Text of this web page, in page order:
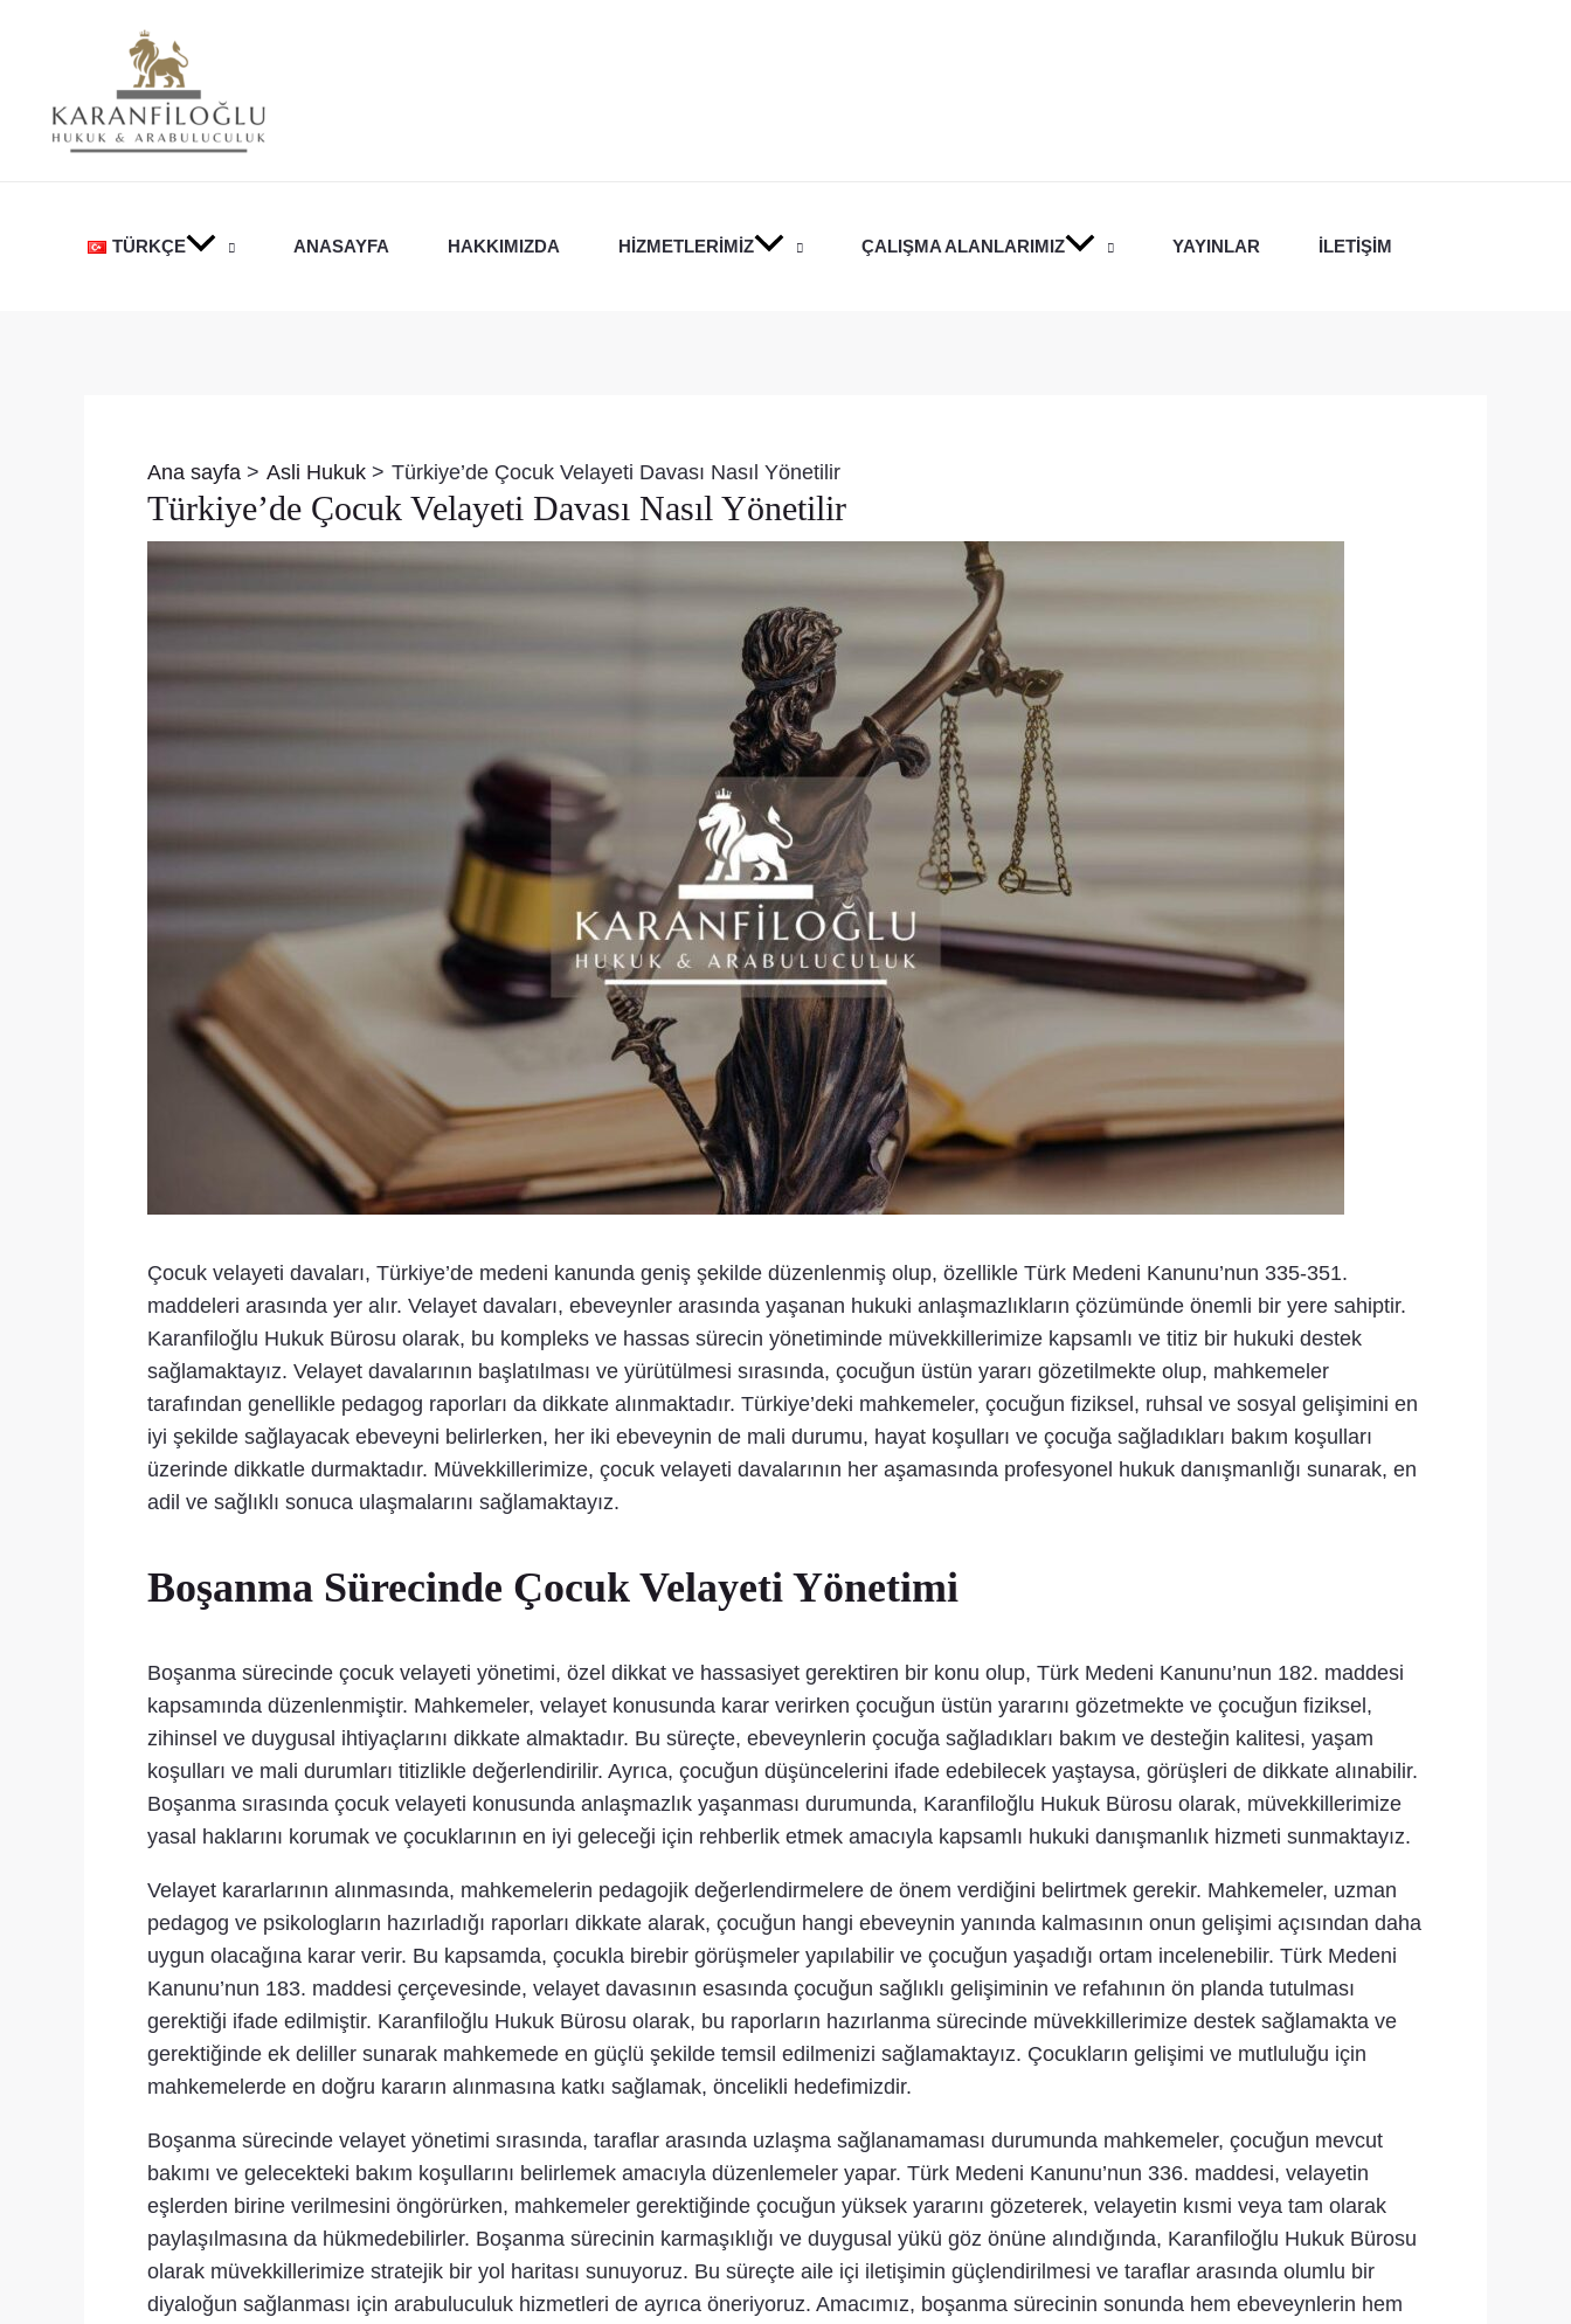
TÜRKÇE ANASAYFA HAKKIMIZDA HIZMETLERIMIZ ÇALIŞMA ALANLARIMIZ YAYINLAR İLETIŞIM
Ana sayfa Asli Hukuk Türkiye’de Çocuk Velayeti Davası Nasıl Yönetilir
Türkiye’de Çocuk Velayeti Davası Nasıl Yönetilir
Çocuk velayeti davaları, Türkiye’de medeni kanunda geniş şekilde düzenlenmiş olup, özellikle Türk Medeni Kanunu’nun 335-351.
maddeleri arasında yer alır. Velayet davaları, ebeveynler arasında yaşanan hukuki anlaşmazlıkların çözümünde önemli bir yere sahiptir.
Karanfiloğlu Hukuk Bürosu olarak, bu kompleks ve hassas sürecin yönetiminde müvekkillerimize kapsamlı ve titiz bir hukuki destek
sağlamaktayız. Velayet davalarının başlatılması ve yürütülmesi sırasında, çocuğun üstün yararı gözetilmekte olup, mahkemeler
tarafından genellikle pedagog raporları da dikkate alınmaktadır. Türkiye’deki mahkemeler, çocuğun fiziksel, ruhsal ve sosyal gelişimini en
iyi şekilde sağlayacak ebeveyni belirlerken, her iki ebeveynin de mali durumu, hayat koşulları ve çocuğa sağladıkları bakım koşulları
üzerinde dikkatle durmaktadır. Müvekkillerimize, çocuk velayeti davalarının her aşamasında profesyonel hukuk danışmanlığı sunarak, en
adil ve sağlıklı sonuca ulaşmalarını sağlamaktayız.
Boşanma Sürecinde Çocuk Velayeti Yönetimi
Boşanma sürecinde çocuk velayeti yönetimi, özel dikkat ve hassasiyet gerektiren bir konu olup, Türk Medeni Kanunu’nun 182. maddesi
kapsamında düzenlenmiştir. Mahkemeler, velayet konusunda karar verirken çocuğun üstün yararını gözetmekte ve çocuğun fiziksel,
zihinsel ve duygusal ihtiyaçlarını dikkate almaktadır. Bu süreçte, ebeveynlerin çocuğa sağladıkları bakım ve desteğin kalitesi, yaşam
koşulları ve mali durumları titizlikle değerlendirilir. Ayrıca, çocuğun düşüncelerini ifade edebilecek yaştaysa, görüşleri de dikkate alınabilir.
Boşanma sırasında çocuk velayeti konusunda anlaşmazlık yaşanması durumunda, Karanfiloğlu Hukuk Bürosu olarak, müvekkillerimize
yasal haklarını korumak ve çocuklarının en iyi geleceği için rehberlik etmek amacıyla kapsamlı hukuki danışmanlık hizmeti sunmaktayız.
Velayet kararlarının alınmasında, mahkemelerin pedagojik değerlendirmelere de önem verdiğini belirtmek gerekir. Mahkemeler, uzman
pedagog ve psikologların hazırladığı raporları dikkate alarak, çocuğun hangi ebeveynin yanında kalmasının onun gelişimi açısından daha
uygun olacağına karar verir. Bu kapsamda, çocukla birebir görüşmeler yapılabilir ve çocuğun yaşadığı ortam incelenebilir. Türk Medeni
Kanunu’nun 183. maddesi çerçevesinde, velayet davasının esasında çocuğun sağlıklı gelişiminin ve refahının ön planda tutulması
gerektiği ifade edilmiştir. Karanfiloğlu Hukuk Bürosu olarak, bu raporların hazırlanma sürecinde müvekkillerimize destek sağlamakta ve
gerektiğinde ek deliller sunarak mahkemede en güçlü şekilde temsil edilmenizi sağlamaktayız. Çocukların gelişimi ve mutluluğu için
mahkemelerde en doğru kararın alınmasına katkı sağlamak, öncelikli hedefimizdir.
Boşanma sürecinde velayet yönetimi sırasında, taraflar arasında uzlaşma sağlanamaması durumunda mahkemeler, çocuğun mevcut
bakımı ve gelecekteki bakım koşullarını belirlemek amacıyla düzenlemeler yapar. Türk Medeni Kanunu’nun 336. maddesi, velayetin
eşlerden birine verilmesini öngörürken, mahkemeler gerektiğinde çocuğun yüksek yararını gözeterek, velayetin kısmi veya tam olarak
paylaşılmasına da hükmedebilirler. Boşanma sürecinin karmaşıklığı ve duygusal yükü göz önüne alındığında, Karanfiloğlu Hukuk Bürosu
olarak müvekkillerimize stratejik bir yol haritası sunuyoruz. Bu süreçte aile içi iletişimin güçlendirilmesi ve taraflar arasında olumlu bir
diyaloğun sağlanması için arabuluculuk hizmetleri de ayrıca öneriyoruz. Amacımız, boşanma sürecinin sonunda hem ebeveynlerin hem